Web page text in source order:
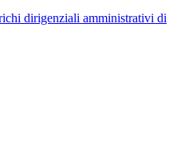
dirigenziali amministrativi di